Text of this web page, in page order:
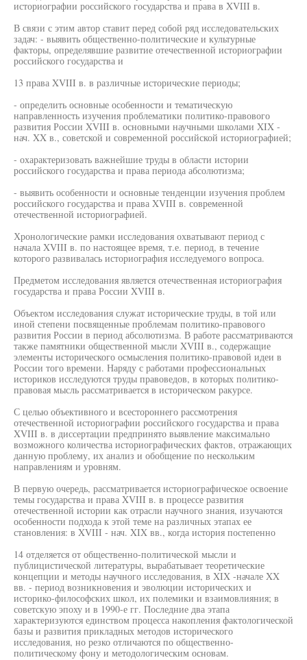
историографии российского государства и права в XVIII в.
В связи с этим автор ставит перед собой ряд исследовательских
задач: - выявить общественно-политические и культурные
факторы, определявшие развитие отечественной историографии
российского государства и
13 права XVIII в. в различные исторические периоды;
- определить основные особенности и тематическую
направленность изучения проблематики политико-правового
развития России XVIII в. основными научными школами XIX -
нач. XX в., советской и современной российской историографией;
- охарактеризовать важнейшие труды в области истории
российского государства и права периода абсолютизма;
- выявить особенности и основные тенденции изучения проблем
российского государства и права XVIII в. современной
отечественной историографией.
Хронологические рамки исследования охватывают период с
начала XVIII в. по настоящее время, т.е. период, в течение
которого развивалась историография исследуемого вопроса.
Предметом исследования является отечественная историография
государства и права России XVIII в.
Объектом исследования служат исторические труды, в той или
иной степени посвященные проблемам политико-правового
развития России в период абсолютизма. В работе рассматриваются
также памятники общественной мысли XVIII в., содержащие
элементы исторического осмысления политико-правовой идеи в
России того времени. Наряду с работами профессиональных
историков исследуются труды правоведов, в которых политико-
правовая мысль рассматривается в историческом ракурсе.
С целью объективного и всестороннего рассмотрения
отечественной историографии российского государства и права
XVIII в. в диссертации предпринято выявление максимально
возможного количества историографических фактов, отражающих
данную проблему, их анализ и обобщение по нескольким
направлениям и уровням.
В первую очередь, рассматривается историографическое освоение
темы государства и права XVIII в. в процессе развития
отечественной истории как отрасли научного знания, изучаются
особенности подхода к этой теме на различных этапах ее
становления: в XVIII - нач. XIX вв., когда история постепенно
14 отделяется от общественно-политической мысли и
публицистической литературы, вырабатывает теоретические
концепции и методы научного исследования, в XIX -начале XX
вв. - период возникновения и эволюции исторических и
историко-философских школ, их полемики и взаимовлияния; в
советскую эпоху и в 1990-е гг. Последние два этапа
характеризуются единством процесса накопления фактологической
базы и развития прикладных методов исторического
исследования, но резко отличаются по общественно-
политическому фону и методологическим основам.